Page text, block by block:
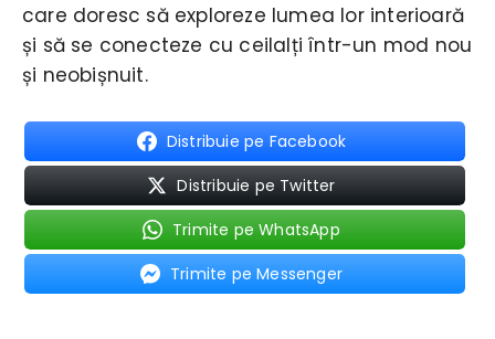
care doresc să exploreze lumea lor interioară
și să se conecteze cu ceilalți într-un mod nou
și neobișnuit.
Distribuie pe Facebook
Distribuie pe Twitter
Trimite pe WhatsApp
Trimite pe Messenger